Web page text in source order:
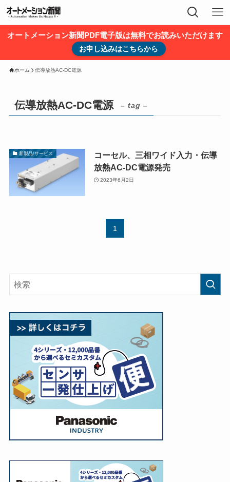
オートメーション新聞PDF電子版は無料でお読みいただけます
お申し込みはこちらから
ホーム 伝導放熱AC-DC電源
伝導放熱AC-DC電源 – tag –
新製品/サービス
コーセル、三相ワイド入力・伝導
放熱AC-DC電源発売
2023年6月2日
1